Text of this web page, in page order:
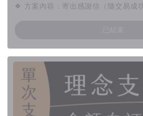
❖ 方案內容：寄出感謝信（隨交易成